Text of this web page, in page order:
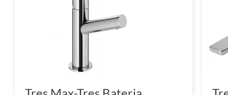
wymagających użytkowników. Dzięki tej
zyskają nowy wymiar funkcjonalności i
Tres i ciesz się ich niezawodnością każdego